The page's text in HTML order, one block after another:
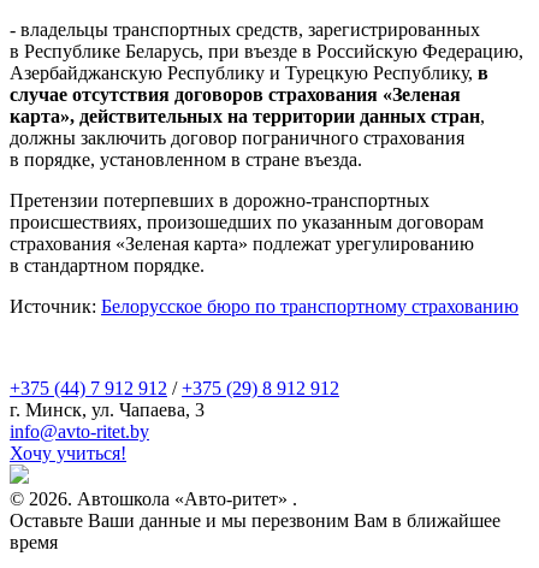
- владельцы транспортных средств, зарегистрированных
в Республике Беларусь, при въезде в Российскую Федерацию,
Азербайджанскую Республику и Турецкую Республику, в
случае отсутствия договоров страхования «Зеленая
карта», действительных на территории данных стран,
должны заключить договор пограничного страхования
в порядке, установленном в стране въезда.
Претензии потерпевших в дорожно-транспортных
происшествиях, произошедших по указанным договорам
страхования «Зеленая карта» подлежат урегулированию
в стандартном порядке.
Источник: Белорусское бюро по транспортному страхованию
+375 (44) 7 912 912 /+375 (29) 8 912 912
г. Минск, ул. Чапаева, 3
infо@avtо-ritеt.by
Хочу учиться!
© 2026. Автошкола «Авто-ритет» .
Оставьте Ваши данные и мы перезвоним Вам в ближайшее
время